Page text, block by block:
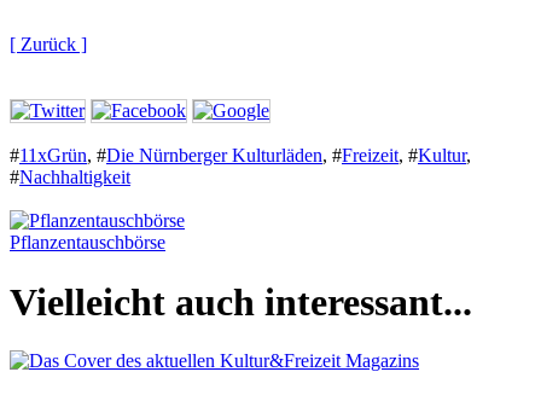
[ Zurück ]
#11xGrün, #Die Nürnberger Kulturläden, #Freizeit, #Kultur,
#Nachhaltigkeit
Pflanzentauschbörse
Vielleicht auch interessant...